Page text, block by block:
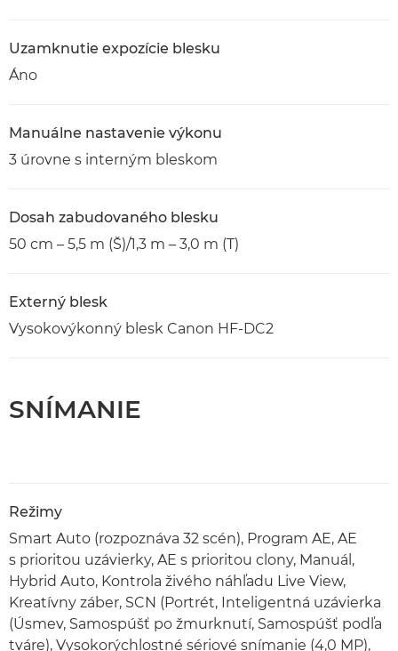
Uzamknutie expozície blesku
Áno
Manuálne nastavenie výkonu
3 úrovne s interným bleskom
Dosah zabudovaného blesku
50 cm – 5,5 m (Š)/1,3 m – 3,0 m (T)
Externý blesk
Vysokovýkonný blesk Canon HF-DC2
SNÍMANIE
Režimy
Smart Auto (rozpoznáva 32 scén), Program AE, AE
s prioritou uzávierky, AE s prioritou clony, Manuál,
Hybrid Auto, Kontrola živého náhľadu Live View,
Kreatívny záber, SCN (Portrét, Inteligentná uzávierka
(Úsmev, Samospúšť po žmurknutí, Samospúšť podľa
tváre), Vysokorýchlostné sériové snímanie (4,0 MP),